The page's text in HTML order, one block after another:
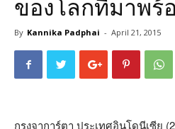
ของโลกที่มาพร้
By Kannika Padphai - April 21, 2015
กรุงจาการ์ตา ประเทศอินโดนีเซีย